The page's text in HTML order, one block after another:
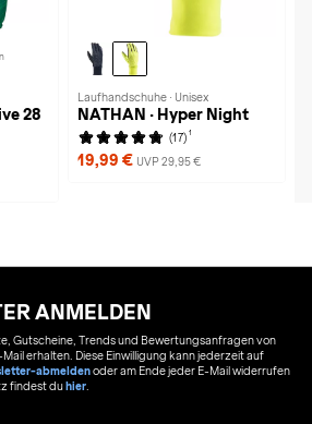
28
Laufhandschuhe · Unisex
NATHAN · Hyper Night
(17) 1
19,99 € UVP 29,95 €
ANMELDEN
Gutscheine, Trends und Bewertungsanfragen von
erhalten. Diese Einwilligung kann jederzeit auf
abmeldenoder am Ende jeder E-Mail widerrufen
findest duhier